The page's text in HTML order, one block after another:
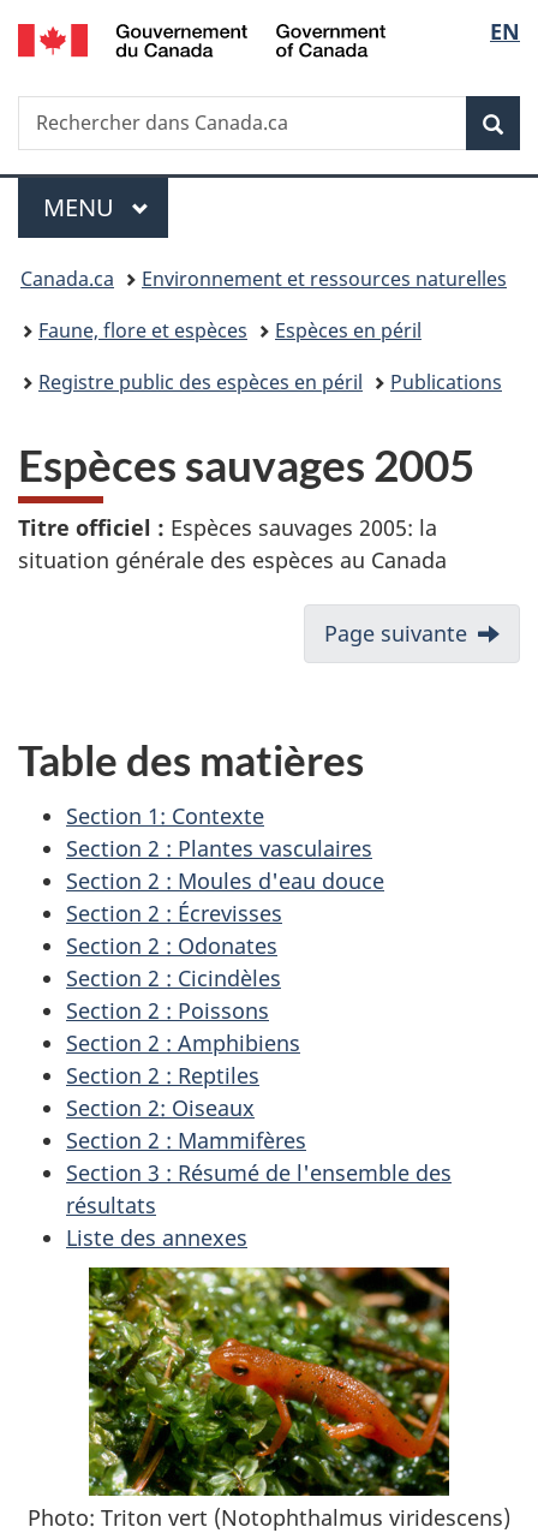
Passer
au
principal
Passer
à
Au
du
Passer
à
version
simplifiée
de
la
EN
Recherche
Rechercher
dans
Menu
MENU PRINCIPAL
Vous
êtes
ici :
Canada.ca
Environnement et ressources naturelles
Faune, flore et espèces
Espèces en péril
Registre public des espèces en péril
Publications
Espèces sauvages 2005
Titre officiel : Espèces sauvages 2005: la
situation générale des espèces au Canada
Page suivante
Table des matières
Section 1: Contexte
Section 2 : Plantes vasculaires
Section 2 : Moules d'eau douce
Section 2 : Écrevisses
Section 2 : Odonates
Section 2 : Cicindèles
Section 2 : Poissons
Section 2 : Amphibiens
Section 2 : Reptiles
Section 2: Oiseaux
Section 2 : Mammifères
Section 3 : Résumé de l'ensemble des
résultats
Liste des annexes
Photo: Triton vert (Notophthalmus viridescens)